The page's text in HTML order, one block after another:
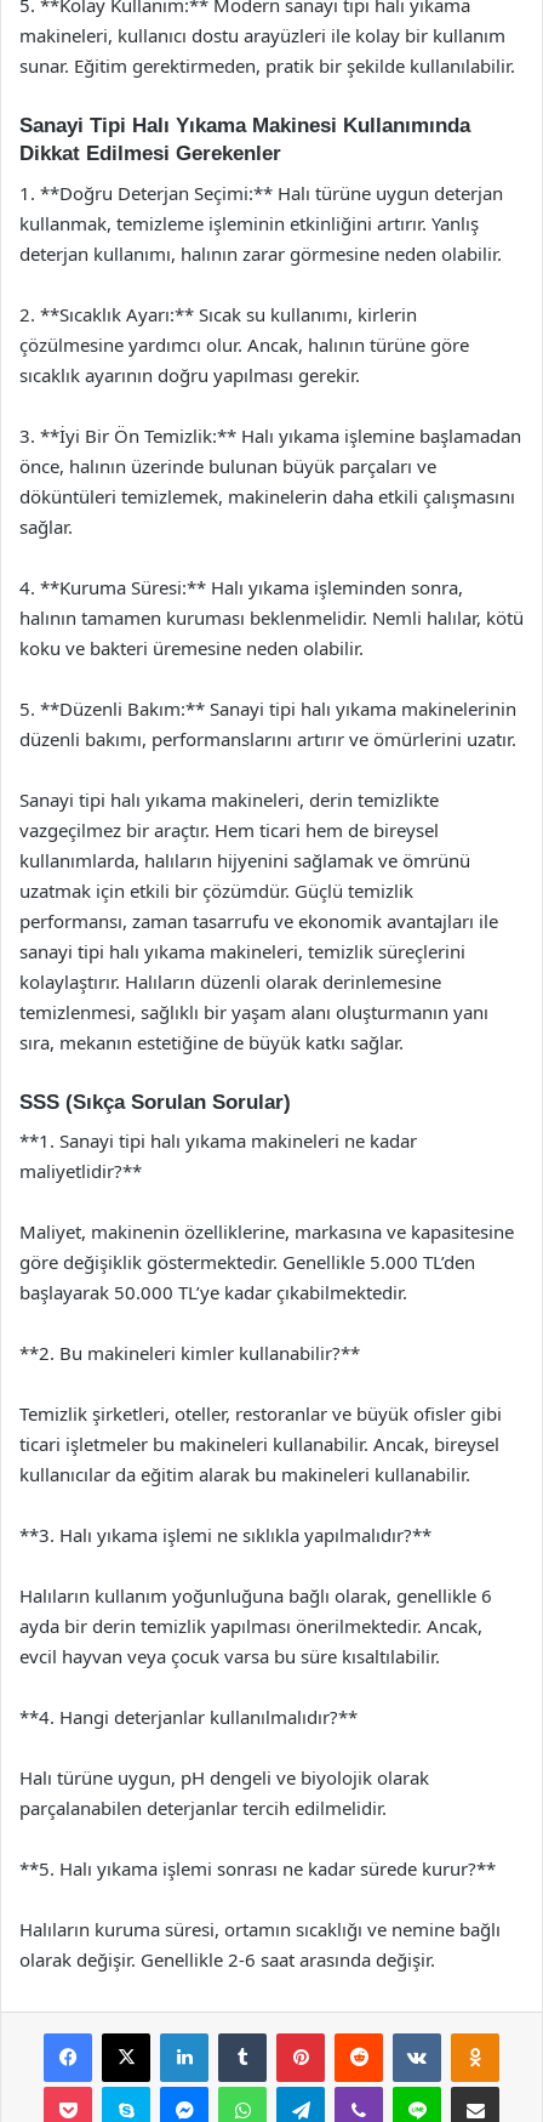
5. **Kolay Kullanım:** Modern sanayi tipi halı yıkama
makineleri, kullanıcı dostu arayüzleri ile kolay bir kullanım
sunar. Eğitim gerektirmeden, pratik bir şekilde kullanılabilir.
Sanayi Tipi Halı Yıkama Makinesi Kullanımında
Dikkat Edilmesi Gerekenler
1. **Doğru Deterjan Seçimi:** Halı türüne uygun deterjan
kullanmak, temizleme işleminin etkinliğini artırır. Yanlış
deterjan kullanımı, halının zarar görmesine neden olabilir.
2. **Sıcaklık Ayarı:** Sıcak su kullanımı, kirlerin
çözülmesine yardımcı olur. Ancak, halının türüne göre
sıcaklık ayarının doğru yapılması gerekir.
3. **İyi Bir Ön Temizlik:** Halı yıkama işlemine başlamadan
önce, halının üzerinde bulunan büyük parçaları ve
döküntüleri temizlemek, makinelerin daha etkili çalışmasını
sağlar.
4. **Kuruma Süresi:** Halı yıkama işleminden sonra,
halının tamamen kuruması beklenmelidir. Nemli halılar, kötü
koku ve bakteri üremesine neden olabilir.
5. **Düzenli Bakım:** Sanayi tipi halı yıkama makinelerinin
düzenli bakımı, performanslarını artırır ve ömürlerini uzatır.
Sanayi tipi halı yıkama makineleri, derin temizlikte
vazgeçilmez bir araçtır. Hem ticari hem de bireysel
kullanımlarda, halıların hijyenini sağlamak ve ömrünü
uzatmak için etkili bir çözümdür. Güçlü temizlik
performansı, zaman tasarrufu ve ekonomik avantajları ile
sanayi tipi halı yıkama makineleri, temizlik süreçlerini
kolaylaştırır. Halıların düzenli olarak derinlemesine
temizlenmesi, sağlıklı bir yaşam alanı oluşturmanın yanı
sıra, mekanın estetiğine de büyük katkı sağlar.
SSS (Sıkça Sorulan Sorular)
**1. Sanayi tipi halı yıkama makineleri ne kadar
maliyetlidir?**
Maliyet, makinenin özelliklerine, markasına ve kapasitesine
göre değişiklik göstermektedir. Genellikle 5.000 TL’den
başlayarak 50.000 TL’ye kadar çıkabilmektedir.
**2. Bu makineleri kimler kullanabilir?**
Temizlik şirketleri, oteller, restoranlar ve büyük ofisler gibi
ticari işletmeler bu makineleri kullanabilir. Ancak, bireysel
kullanıcılar da eğitim alarak bu makineleri kullanabilir.
**3. Halı yıkama işlemi ne sıklıkla yapılmalıdır?**
Halıların kullanım yoğunluğuna bağlı olarak, genellikle 6
ayda bir derin temizlik yapılması önerilmektedir. Ancak,
evcil hayvan veya çocuk varsa bu süre kısaltılabilir.
**4. Hangi deterjanlar kullanılmalıdır?**
Halı türüne uygun, pH dengeli ve biyolojik olarak
parçalanabilen deterjanlar tercih edilmelidir.
**5. Halı yıkama işlemi sonrası ne kadar sürede kurur?**
Halıların kuruma süresi, ortamın sıcaklığı ve nemine bağlı
olarak değişir. Genellikle 2-6 saat arasında değişir.
Facebook
X LinkedInTumblr PinterestReddit VKontakte
Pocket Skype MessengerWhatsAppTelegramViber Line E-Posta ile